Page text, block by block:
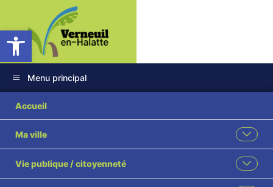
Ouvrir la barre d’outils
Menu principal
Accueil
Ma ville
Vie publique / citoyenneté
30 2024 Avenant 1
Révision PLU visé